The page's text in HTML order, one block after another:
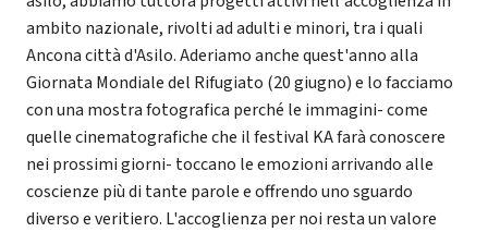
ambito nazionale, rivolti ad adulti e minori, tra i quali
Ancona città d'Asilo. Aderiamo anche quest'anno alla
Giornata Mondiale del Rifugiato (20 giugno) e lo facciamo
con una mostra fotografica perché le immagini- come
quelle cinematografiche che il festival KA farà conoscere
nei prossimi giorni- toccano le emozioni arrivando alle
coscienze più di tante parole e offrendo uno sguardo
diverso e veritiero. L'accoglienza per noi resta un valore